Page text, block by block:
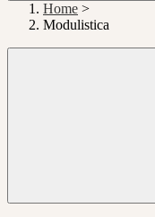
Home >
Modulistica